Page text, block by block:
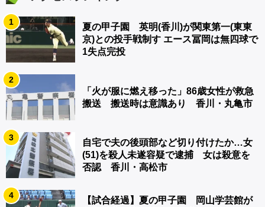
1
夏の甲子園 英明(香川)が関東第一(東東
京)との投手戦制す エース冨岡は無四球で
1失点完投
2
「火が服に燃え移った」86歳女性が救急
搬送 搬送時は意識あり 香川・丸亀市
3
自宅で夫の後頭部など切り付けたか…女
(51)を殺人未遂容疑で逮捕 女は殺意を
否認 香川・高松市
4
【試合経過】夏の甲子園 岡山学芸館が